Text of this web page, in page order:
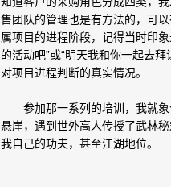
售团队的管理也是有方法的，可
属项目的进程阶段，记得当时印
的活动吧”或“明天我和你一起去
对项目进程判断的真实情况。
参加那一系列的培训，我就象
悬崖，遇到世外高人传授了武林
我自己的功夫，甚至江湖地位。